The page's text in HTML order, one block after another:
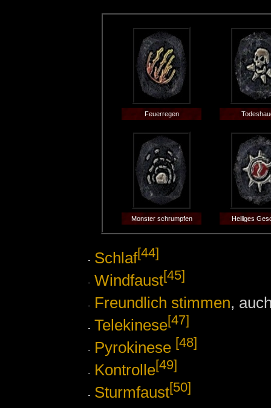
Feuerregen
Monster schrumpfen Heiliges
Schlaf[44]
Windfaust[45]
Freundlich stimmen,
Telekinese[47]
Pyrokinese [48]
Kontrolle[49]
Sturmfaust[50]